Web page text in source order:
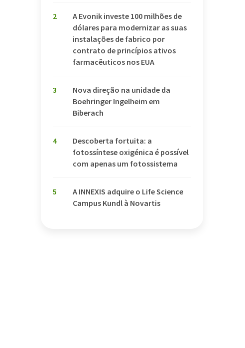
2
A Evonik investe 100 milhões de
dólares para modernizar as suas
instalações de fabrico por
contrato de princípios ativos
farmacêuticos nos EUA
3
Nova direção na unidade da
Boehringer Ingelheim em
Biberach
4
Descoberta fortuita: a
fotossíntese oxigénica é possível
com apenas um fotossistema
5
A INNEXIS adquire o Life Science
Campus Kundl à Novartis